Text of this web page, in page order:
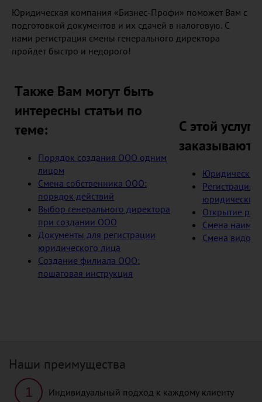
Юридическая компания «Бизнес-Профи» поможет Вам с
подготовкой документов и их сдачей в налоговую. С
нами регистрация смены генерального директора
пройдет быстро и недорого!
Также Вам могут быть
интересны статьи по
теме:
Порядок создания ООО одним
лицом
Смена собственника ООО:
порядок действий
Выбор генерального директора
при создании ООО
Документы для регистрации
юридического лица
Создание филиала ООО:
пошаговая инструкция
С этой
заказывают:
Юридические
Регистрация
юридическим
Открытие
Смена
Смена видов
Наши преимущества
1 Индивидуальный подход к каждому клиенту